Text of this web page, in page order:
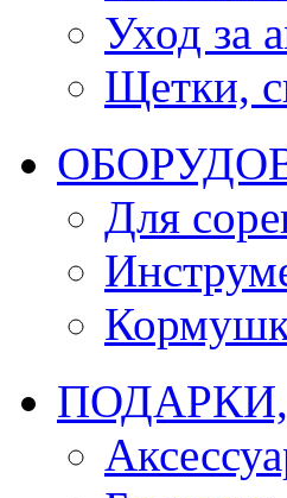
Уход за
Щетки,
Для